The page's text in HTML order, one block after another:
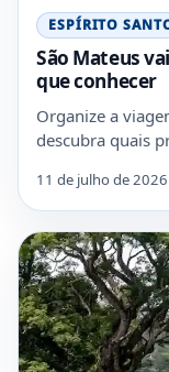
ESPÍRITO
São Mateus
que conhecer
Organize a
descubra quais
11 de julho de